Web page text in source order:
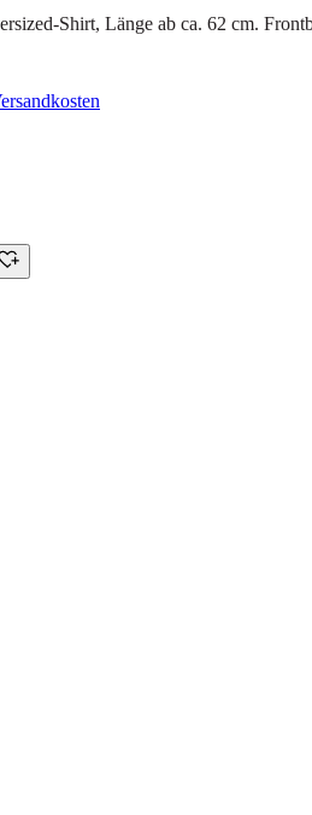
Shirt, Länge ab ca. 62 cm.